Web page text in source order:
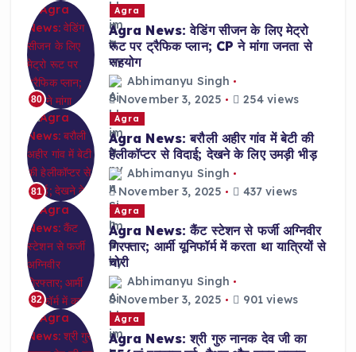
80
Agra
Agra News: वेडिंग सीजन के लिए मेट्रो
रूट पर ट्रैफिक प्लान; CP ने मांगा जनता से
सहयोग
Abhimanyu Singh
November 3, 2025
254 views
81
Agra
Agra News: बरौली अहीर गांव में बेटी की
हेलीकॉप्टर से विदाई; देखने के लिए उमड़ी भीड़
Abhimanyu Singh
November 3, 2025
437 views
82
Agra
Agra News: कैंट स्टेशन से फर्जी अग्निवीर
गिरफ्तार; आर्मी यूनिफॉर्म में करता था यात्रियों से
चोरी
Abhimanyu Singh
November 3, 2025
901 views
Agra
Agra News: श्री गुरु नानक देव जी का